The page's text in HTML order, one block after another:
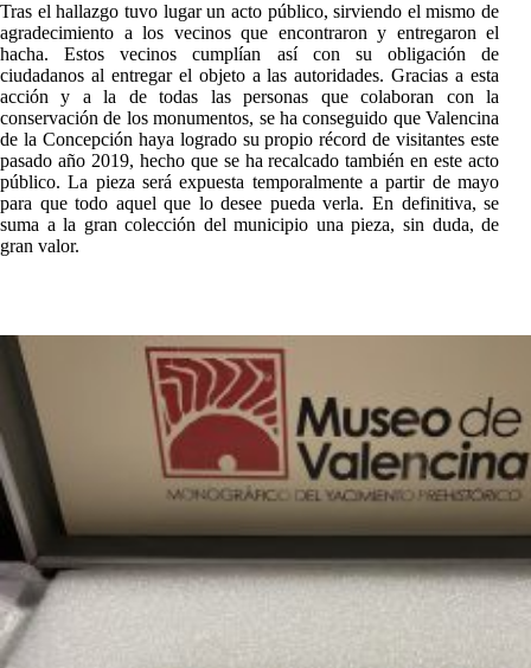
Tras el hallazgo tuvo lugar un acto público, sirviendo el mismo de
agradecimiento a los vecinos que encontraron y entregaron el
hacha. Estos vecinos cumplían así con su obligación de
ciudadanos al entregar el objeto a las autoridades. Gracias a esta
acción y a la de todas las personas que colaboran con la
conservación de los monumentos, se ha conseguido que Valencina
de la Concepción haya logrado su propio récord de visitantes este
pasado año 2019, hecho que se ha recalcado también en este acto
público. La pieza será expuesta temporalmente a partir de mayo
para que todo aquel que lo desee pueda verla. En definitiva, se
suma a la gran colección del municipio una pieza, sin duda, de
gran valor.